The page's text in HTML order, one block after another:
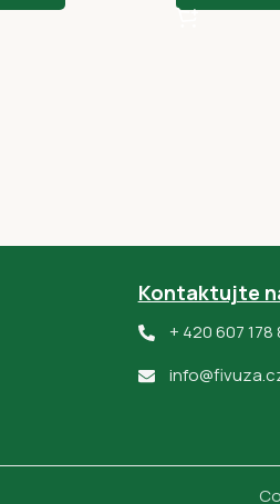
Kontaktujte
+ 420 607 178